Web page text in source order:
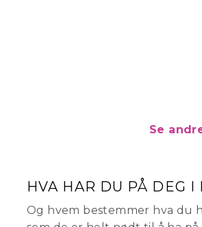
Se
HVA HAR DU PÅ DEG I
Og hvem bestemmer hva du